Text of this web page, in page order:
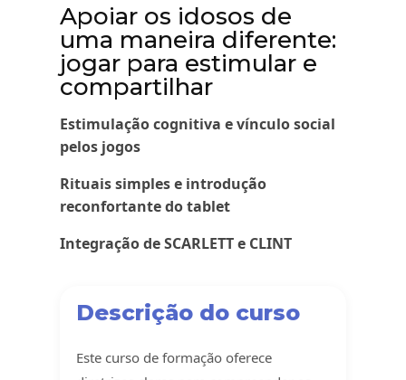
Apoiar os idosos de
uma maneira diferente:
jogar para estimular e
compartilhar
Estimulação cognitiva e vínculo social
pelos jogos
Rituais simples e introdução
reconfortante do tablet
Integração de SCARLETT e CLINT
Descrição do curso
Este curso de formação oferece